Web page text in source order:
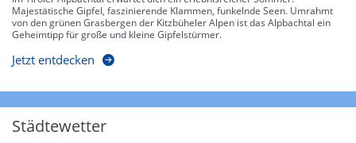
Majestätische Gipfel, faszinierende Klammen, funkelnde Seen. Umrahmt
von den grünen Grasbergen der Kitzbüheler Alpen ist das Alpbachtal ein
Geheimtipp für große und kleine Gipfelstürmer.
Jetzt entdecken
Städtewetter